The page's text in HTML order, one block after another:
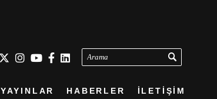
Arama
YAYINLAR HABERLER İLETİŞİM